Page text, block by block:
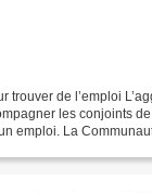
trouver de l’emploi
les conjoints
emploi. La